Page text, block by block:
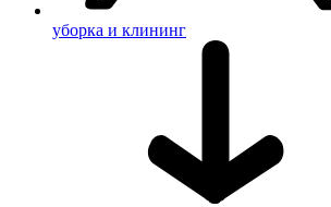
уборка и клининг